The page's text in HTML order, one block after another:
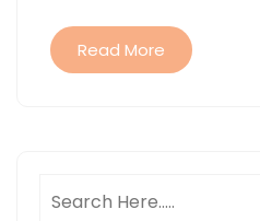
Read More